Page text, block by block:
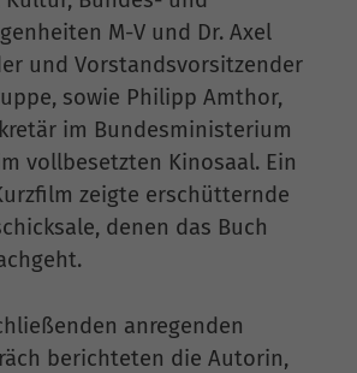
M-V und Dr. Axel
und Vorstandsvorsitzender
sowie Philipp Amthor,
im Bundesministerium
vollbesetzten Kinosaal. Ein
zeigte erschütternde
denen das Buch
anregenden
berichteten die Autorin,